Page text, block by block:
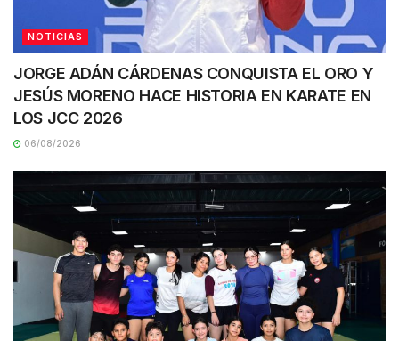
NOTICIAS
JORGE ADÁN CÁRDENAS CONQUISTA EL ORO Y
JESÚS MORENO HACE HISTORIA EN KARATE EN
LOS JCC 2026
06/08/2026